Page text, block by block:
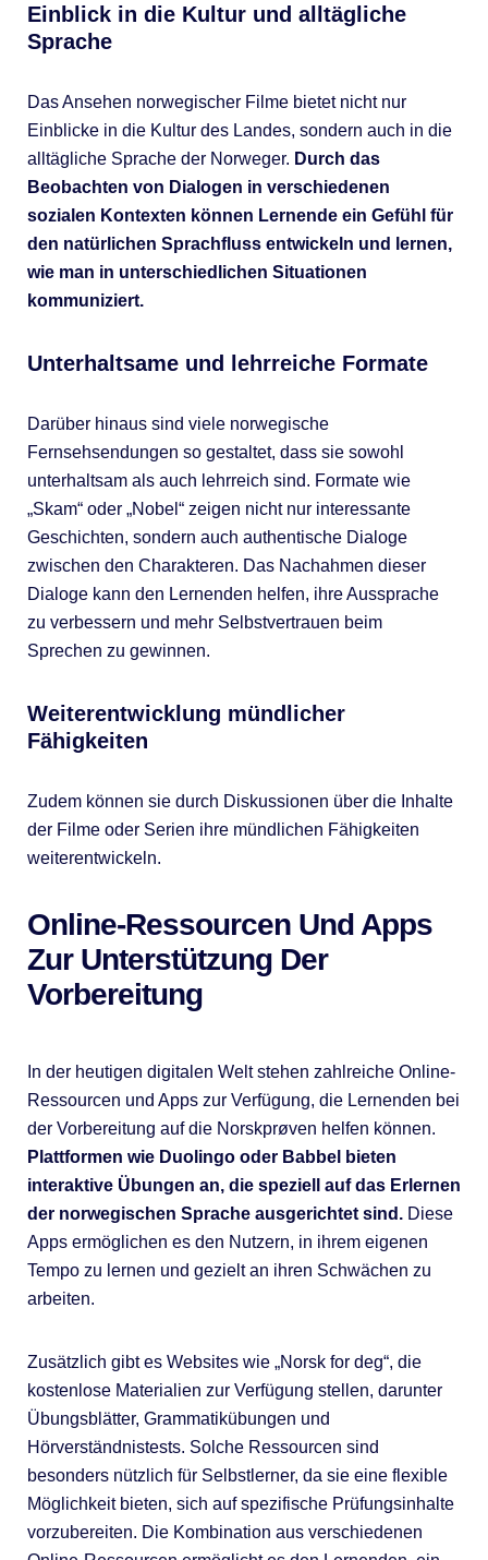
Einblick in die Kultur und alltägliche
Sprache
Das Ansehen norwegischer Filme bietet nicht nur
Einblicke in die Kultur des Landes, sondern auch in die
alltägliche Sprache der Norweger. Durch das
Beobachten von Dialogen in verschiedenen
sozialen Kontexten können Lernende ein Gefühl für
den natürlichen Sprachfluss entwickeln und lernen,
wie man in unterschiedlichen Situationen
kommuniziert.
Unterhaltsame und lehrreiche Formate
Darüber hinaus sind viele norwegische
Fernsehsendungen so gestaltet, dass sie sowohl
unterhaltsam als auch lehrreich sind. Formate wie
„Skam“ oder „Nobel“ zeigen nicht nur interessante
Geschichten, sondern auch authentische Dialoge
zwischen den Charakteren. Das Nachahmen dieser
Dialoge kann den Lernenden helfen, ihre Aussprache
zu verbessern und mehr Selbstvertrauen beim
Sprechen zu gewinnen.
Weiterentwicklung mündlicher
Fähigkeiten
Zudem können sie durch Diskussionen über die Inhalte
der Filme oder Serien ihre mündlichen Fähigkeiten
weiterentwickeln.
Online-Ressourcen Und Apps
Zur Unterstützung Der
Vorbereitung
In der heutigen digitalen Welt stehen zahlreiche Online-
Ressourcen und Apps zur Verfügung, die Lernenden bei
der Vorbereitung auf die Norskprøven helfen können.
Plattformen wie Duolingo oder Babbel bieten
interaktive Übungen an, die speziell auf das Erlernen
der norwegischen Sprache ausgerichtet sind.Diese
Apps ermöglichen es den Nutzern, in ihrem eigenen
Tempo zu lernen und gezielt an ihren Schwächen zu
arbeiten.
Zusätzlich gibt es Websites wie „Norsk for deg“, die
kostenlose Materialien zur Verfügung stellen, darunter
Übungsblätter, Grammatikübungen und
Hörverständnistests. Solche Ressourcen sind
besonders nützlich für Selbstlerner, da sie eine flexible
Möglichkeit bieten, sich auf spezifische Prüfungsinhalte
vorzubereiten. Die Kombination aus verschiedenen